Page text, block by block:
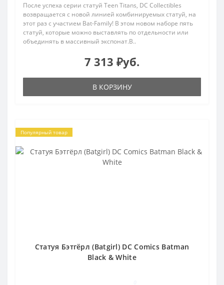
После успеха серии статуй Teen Titans, DC Collectibles
возвращается с новой линией комбинируемых статуй, на
этот раз с участием Bat-Family! В этом новом наборе пять
статуй, которые можно выставлять по отдельности или
объединять в массивный экспонат.В..
7 313 ₽уб.
В КОРЗИНУ
Популярный товар
Статуя Бэтгёрл (Batgirl) DC Comics Batman
Black & White